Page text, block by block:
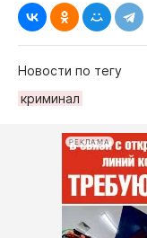
Новости по тегу
криминал
РЕКЛАМА